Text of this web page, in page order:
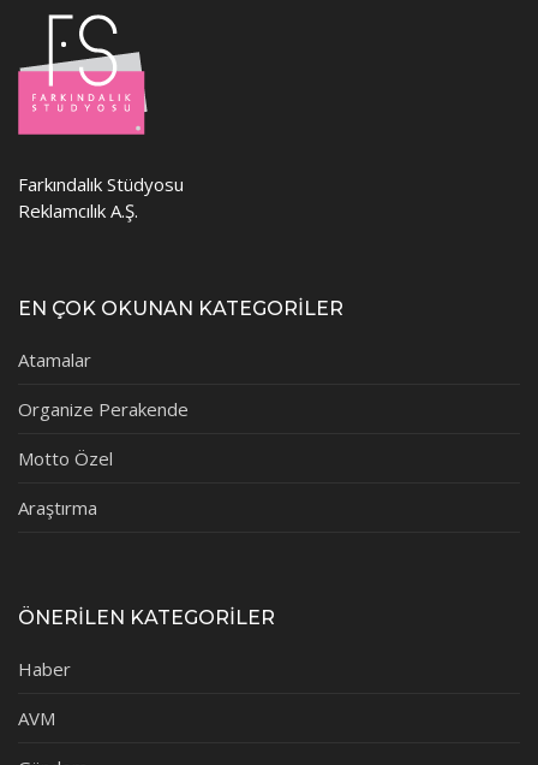
Farkındalık Stüdyosu
Reklamcılık A.Ş.
EN ÇOK OKUNAN KATEGORİLER
Atamalar
Organize Perakende
Motto Özel
Araştırma
ÖNERİLEN KATEGORİLER
Haber
AVM